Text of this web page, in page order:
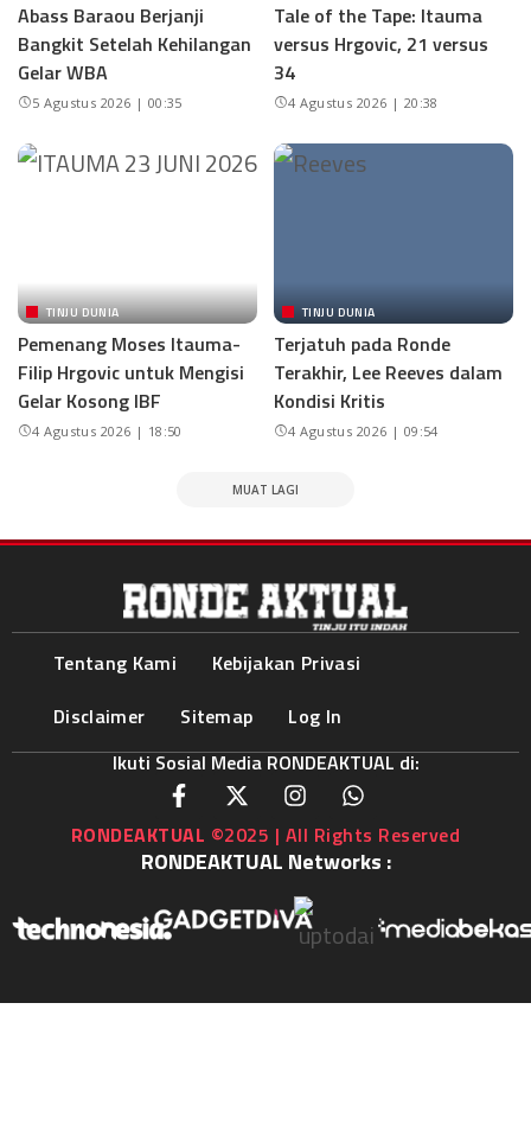
Abass Baraou Berjanji
Bangkit Setelah Kehilangan
Gelar WBA
5 Agustus 2026 | 00:35
Tale of the Tape: Itauma
versus Hrgovic, 21 versus
34
4 Agustus 2026 | 20:38
TINJU DUNIA
Pemenang Moses Itauma-
Filip Hrgovic untuk Mengisi
Gelar Kosong IBF
4 Agustus 2026 | 18:50
TINJU DUNIA
Terjatuh pada Ronde
Terakhir, Lee Reeves dalam
Kondisi Kritis
4 Agustus 2026 | 09:54
MUAT LAGI
Tentang Kami
Kebijakan Privasi
Disclaimer
Sitemap
Log In
Ikuti Sosial Media RONDEAKTUAL di:
RONDEAKTUAL ©2025 | All Rights Reserved
RONDEAKTUAL Networks :